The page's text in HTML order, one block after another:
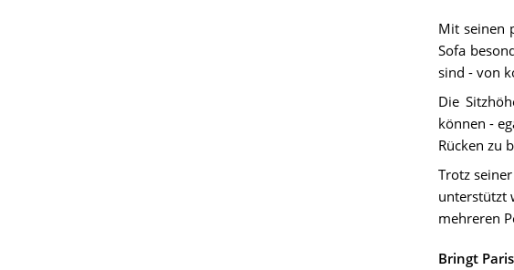
Mit seinen
Sofa
sind - von
Die
können -
Rücken zu
Trotz
unterstützt
mehreren
Bringt